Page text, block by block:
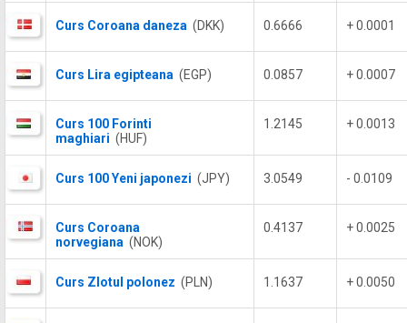
Curs Coroana daneza (DKK) 0.6666 + 0.0001
Curs Lira egipteana (EGP) 0.0857 + 0.0007
Curs 100 Forinti
maghiari (HUF)
1.2145 + 0.0013
Curs 100 Yeni japonezi (JPY) 3.0549 - 0.0109
Curs Coroana
norvegiana (NOK)
0.4137 + 0.0025
Curs Zlotul polonez (PLN) 1.1637 + 0.0050